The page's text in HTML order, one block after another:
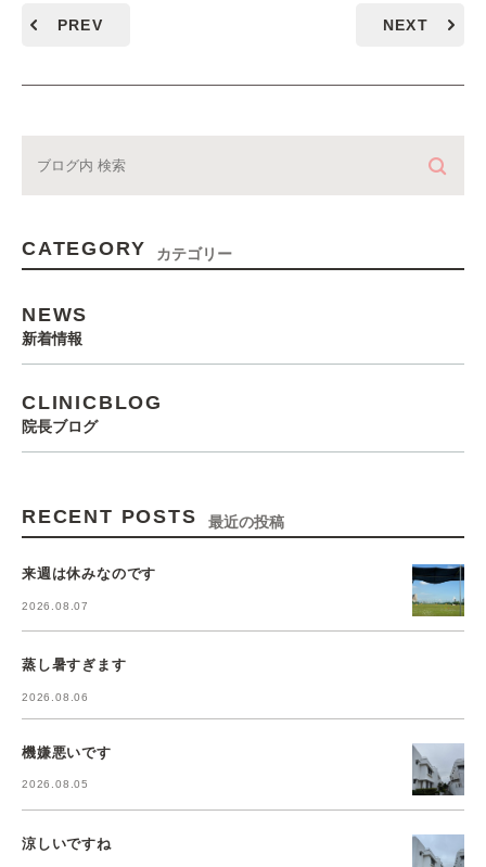
PREV NEXT
CATEGORY カテゴリー
NEWS
新着情報
CLINICBLOG
院長ブログ
RECENT POSTS 最近の投稿
来週は休みなのです
2026.08.07
蒸し暑すぎます
2026.08.06
機嫌悪いです
2026.08.05
涼しいですね